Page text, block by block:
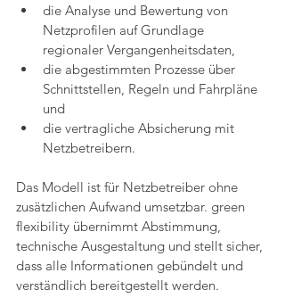
die Analyse und Bewertung von
Netzprofilen auf Grundlage
regionaler Vergangenheitsdaten,
die abgestimmten Prozesse über
Schnittstellen, Regeln und Fahrpläne
und
die vertragliche Absicherung mit
Netzbetreibern.
Das Modell ist für Netzbetreiber ohne
zusätzlichen Aufwand umsetzbar. green
flexibility übernimmt Abstimmung,
technische Ausgestaltung und stellt sicher,
dass alle Informationen gebündelt und
verständlich bereitgestellt werden.